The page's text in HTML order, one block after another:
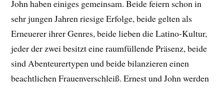
John haben einiges gemeinsam. Beide feiern schon in
sehr jungen Jahren riesige Erfolge, beide gelten als
Erneuerer ihrer Genres, beide lieben die Latino-Kultur,
jeder der zwei besitzt eine raumfüllende Präsenz, beide
sind Abenteurertypen und beide bilanzieren einen
beachtlichen Frauenverschleiß. Ernest und John werden